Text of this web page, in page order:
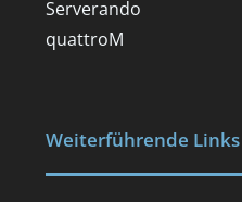
Serverando
quattroM
Weiterführende Links